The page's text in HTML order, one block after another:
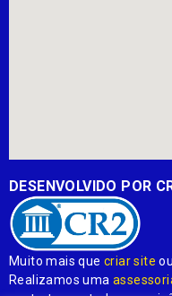
DESENVOLVIDO POR
Muito mais quecriar site ou
Realizamos uma